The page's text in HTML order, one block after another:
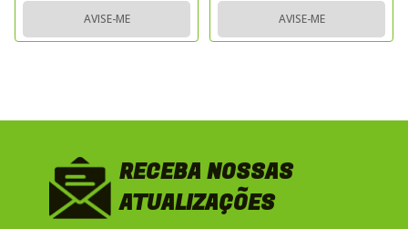
AVISE-ME AVISE-ME
RECEBA NOSSAS
ATUALIZAÇÕES